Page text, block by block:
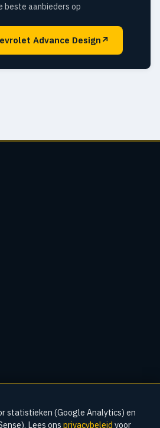
statistieken (Google Analytics) en
Lees ons privacybeleid voor
beste aanbieders op
Advance Design ↗